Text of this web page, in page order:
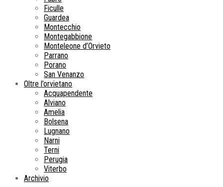
Ficulle
Guardea
Montecchio
Montegabbione
Monteleone d’Orvieto
Parrano
Porano
San Venanzo
Oltre l’orvietano
Acquapendente
Alviano
Amelia
Bolsena
Lugnano
Narni
Terni
Perugia
Viterbo
Archivio